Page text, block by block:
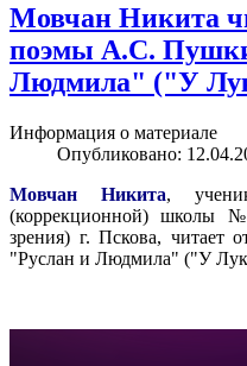
Мовчан Никита
поэмы А.С.
Людмила" ("У
Информация о материале
Опубликовано:
Мовчан Никита,
(коррекционной) школы
зрения) г. Пскова,
"Руслан и Людмила" ("У